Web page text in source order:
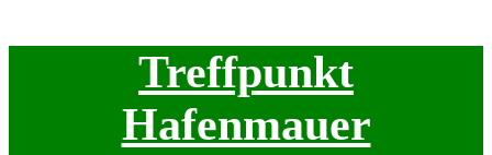
Treffpunkt
Hafenmauer